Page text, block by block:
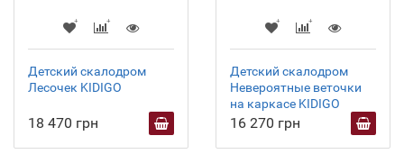
Детский скалодром
Лесочек KIDIGO
18 470 грн
Детский скалодром
Невероятные веточки
на каркасе KIDIGO
16 270 грн